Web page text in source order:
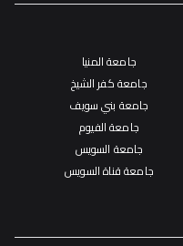
جامعة المنيا
جامعة كفر الشيخ
جامعة بني سويف
جامعة الفيوم
جامعة السويس
جامعة قناة السويس